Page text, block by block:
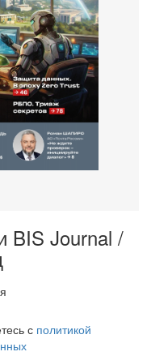
BIS Journal /
с политикой